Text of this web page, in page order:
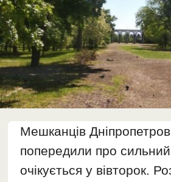
Мешканців
попередили про сильний
очікується у вівторок.